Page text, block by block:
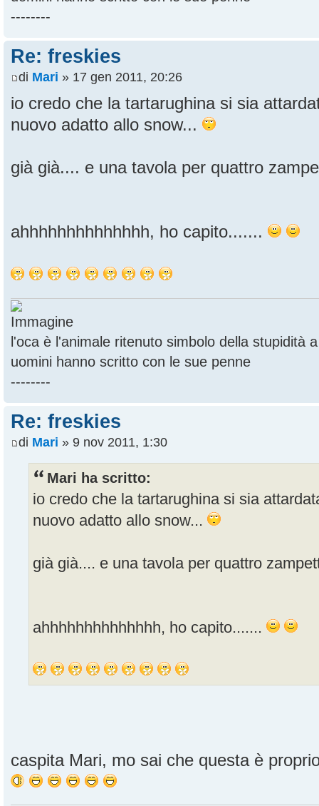
--------
Re: freskies
di Mari » 17 gen 2011, 20:26
io credo che la tartarughina si sia
nuovo adatto allo snow...
già già.... e una tavola per quattro
ahhhhhhhhhhhhhh, ho capito.......
l'oca è l'animale ritenuto simbolo della stupidità
uomini hanno scritto con le sue penne
--------
Re: freskies
di Mari » 9 nov 2011, 1:30
Mari ha scritto:
io credo che la tartarughina si sia
nuovo adatto allo snow...
già già.... e una tavola per quattro
ahhhhhhhhhhhhhh, ho capito.......
caspita Mari, mo sai che questa è